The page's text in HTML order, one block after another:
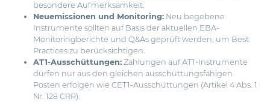
besondere Aufmerksamkeit.
Neu­emissionen und Monitoring: Neu begebene
Instrumente sollten auf Basis der aktuellen EBA-
Monitoringberichte und Q&As geprüft werden, um Best
Practices zu berücksichtigen.
AT1-Ausschüttungen: Zahlungen auf AT1-Instrumente
dürfen nur aus den gleichen ausschüttungsfähigen
Posten erfolgen wie CET1-Ausschüttungen (Artikel 4 Abs. 1
Nr. 128 CRR).